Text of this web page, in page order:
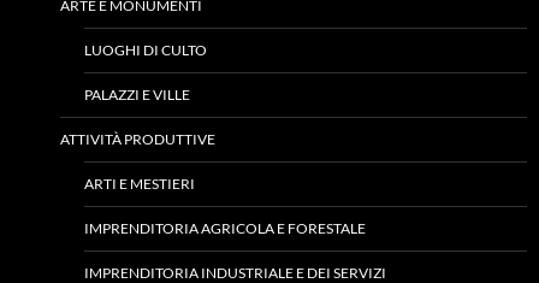
ARTE E MONUMENTI
LUOGHI DI CULTO
PALAZZI E VILLE
ATTIVITÀ PRODUTTIVE
ARTI E MESTIERI
IMPRENDITORIA AGRICOLA E FORESTALE
IMPRENDITORIA INDUSTRIALE E DEI SERVIZI